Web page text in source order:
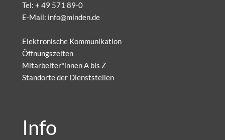
Tel: + 49 571 89-0
E-Mail: info@minden.de
Elektronische Kommunikation
Öffnungszeiten
Mitarbeiter*innen A bis Z
Standorte der Dienststellen
Info